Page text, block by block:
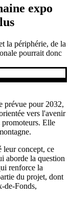
expo
la périphérie, de la
pourrait donc
prévue pour 2032,
vers l'avenir
promoteurs. Elle
leur concept, ce
aborde la question
renforce la
du projet, dont
de-Fonds,